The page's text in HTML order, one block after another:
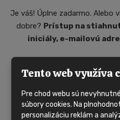
Je váš! Úplne zadarmo. Alebo
dobre? Prístup na
iniciály, e-mailovú
E-mail
*Povinné pole
Tento web využíva
Pre chod webu sú
súbory cookies. Na
personalizáciu reklám a